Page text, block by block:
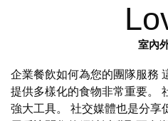
室內
企業餐飲如何為您的團隊服務
提供多樣化的食物非常重要。
強大工具。 社交媒體也是分享